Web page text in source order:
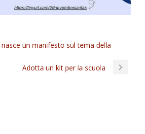
un manifesto sul tema della
Adotta un kit per la scuola